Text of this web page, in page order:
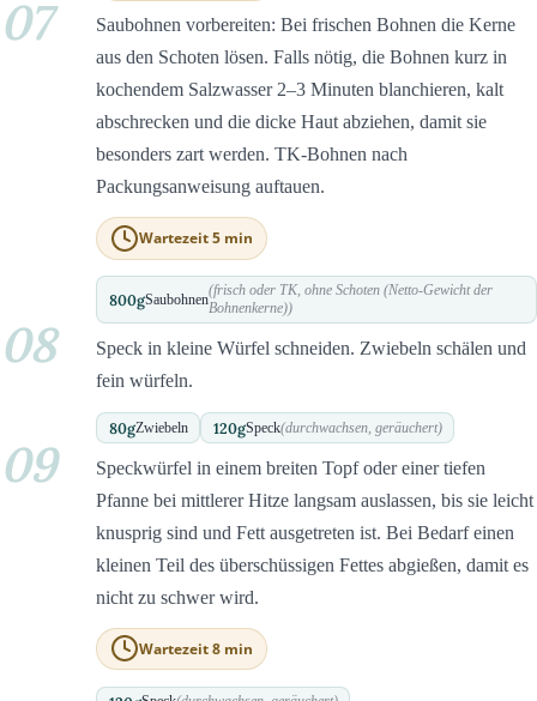
07
Saubohnen vorbereiten: Bei frischen Bohnen die Kerne
aus den Schoten lösen. Falls nötig, die Bohnen kurz in
kochendem Salzwasser 2–3 Minuten blanchieren, kalt
abschrecken und die dicke Haut abziehen, damit sie
besonders zart werden. TK-Bohnen nach
Packungsanweisung auftauen.
Wartezeit 5 min
800gSaubohnen
(frisch oder TK, ohne Schoten (Netto-Gewicht der
Bohnenkerne))
08
Speck in kleine Würfel schneiden. Zwiebeln schälen und
fein würfeln.
80gZwiebeln 120gSpeck(durchwachsen, geräuchert)
09
Speckwürfel in einem breiten Topf oder einer tiefen
Pfanne bei mittlerer Hitze langsam auslassen, bis sie leicht
knusprig sind und Fett ausgetreten ist. Bei Bedarf einen
kleinen Teil des überschüssigen Fettes abgießen, damit es
nicht zu schwer wird.
Wartezeit 8 min